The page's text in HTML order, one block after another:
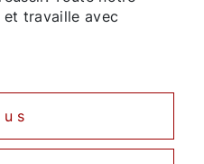
travaille avec